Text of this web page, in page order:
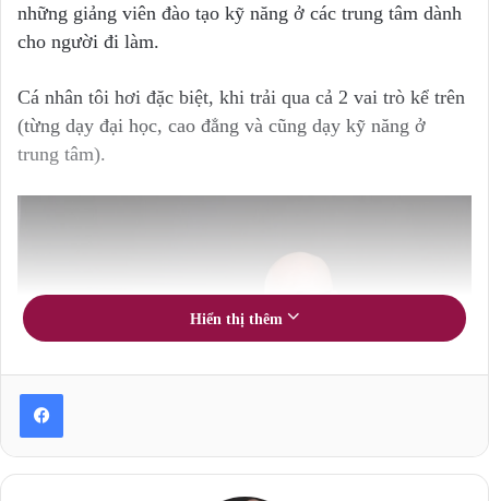
những giảng viên đào tạo kỹ năng ở các trung tâm dành
cho người đi làm.
Cá nhân tôi hơi đặc biệt, khi trải qua cả 2 vai trò kể trên
(từng dạy đại học, cao đẳng và cũng dạy kỹ năng ở
trung tâm).
Hiển thị thêm